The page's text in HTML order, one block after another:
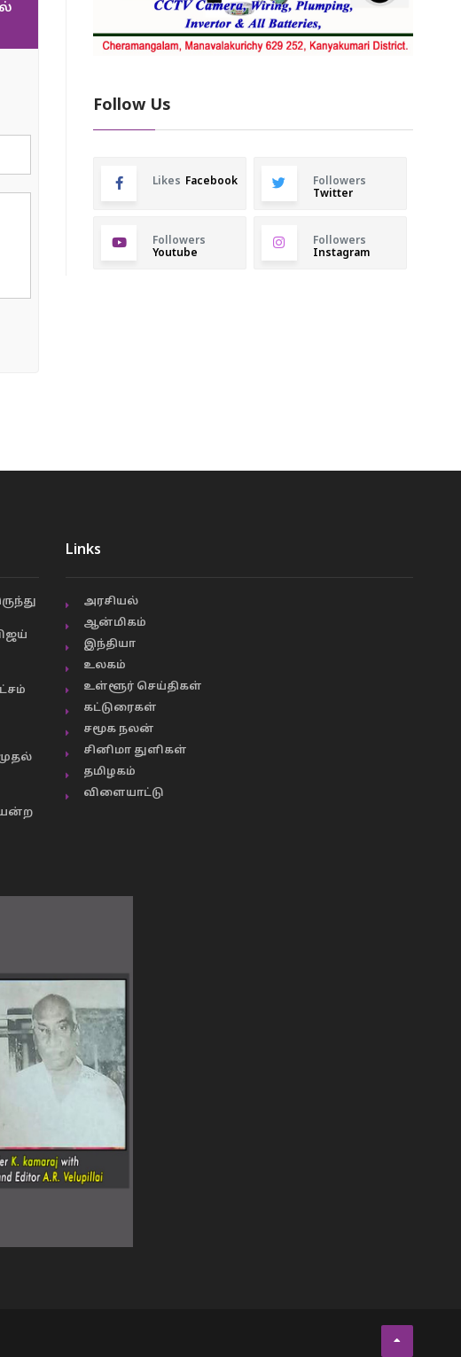
Follow Us
Likes Facebook
Followers
Twitter
Followers
Youtube
Followers
Instagram
Links
அரசியல்
ஆன்மிகம்
இந்தியா
உலகம்
உள்ளூர் செய்திகள்
கட்டுரைகள்
சமூக நலன்
சினிமா துளிகள்
தமிழகம்
விளையாட்டு